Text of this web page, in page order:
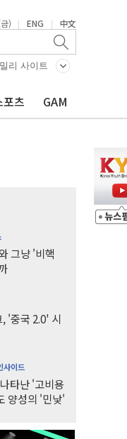
) | ENG | 中文
리 사이트
포츠 GAM
그냥 '비핵
'중국 2.0' 시
사이드
타난 '고비용
양성의 '민낯'